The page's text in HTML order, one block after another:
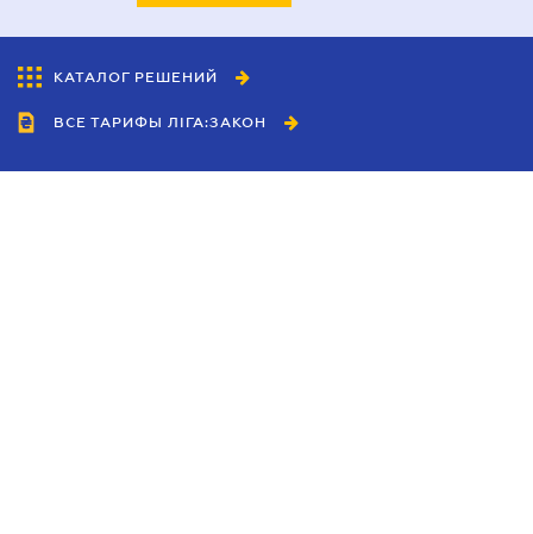
КАТАЛОГ РЕШЕНИЙ
ВСЕ ТАРИФЫ ЛІГА:ЗАКОН